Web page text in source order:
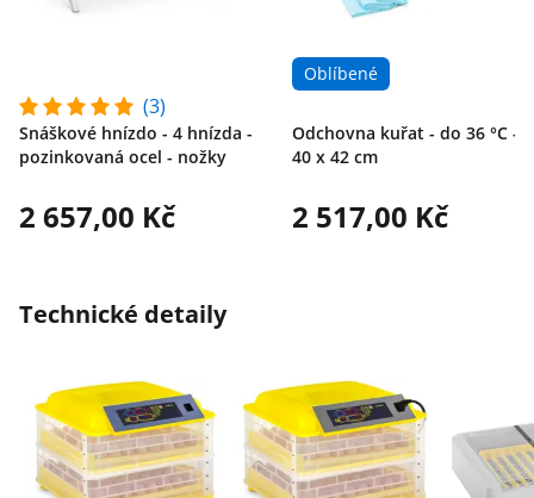
(3)
Snáškové hnízdo - 4 hnízda -
pozinkovaná ocel - nožky
2 657,00 Kč
Oblíbené
Odchovna kuřat - do 36 °C -
40 x 42 cm
2 517,00 Kč
Technické detaily